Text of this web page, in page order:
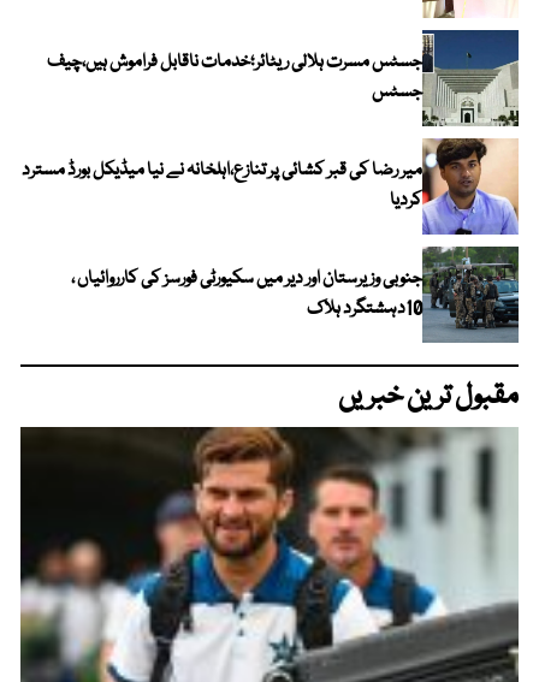
جسٹس مسرت ہلالی ریٹائر؛خدمات ناقابل فراموش ہیں،چیف
جسٹس
میر رضا کی قبر کشائی پر تنازع،اہلخانہ نے نیا میڈیکل بورڈ مسترد
کردیا
جنوبی وزیرستان اور دیر میں سکیورٹی فورسز کی کارروائیاں ،
10دہشتگرد ہلاک
مقبول ترین خبریں